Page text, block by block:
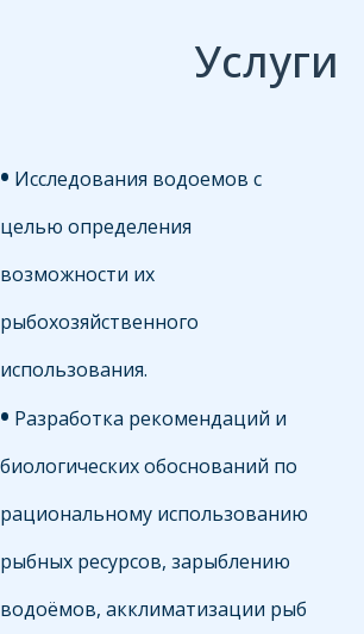
Услуги
• Исследования водоемов с
целью определения
возможности их
рыбохозяйственного
использования.
• Разработка рекомендаций и
биологических обоснований по
рациональному использованию
рыбных ресурсов, зарыблению
водоёмов, акклиматизации рыб